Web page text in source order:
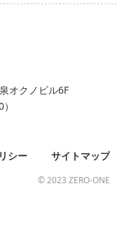
オクノビル6F
シー サイトマップ
© 2023 ZERO-ONE